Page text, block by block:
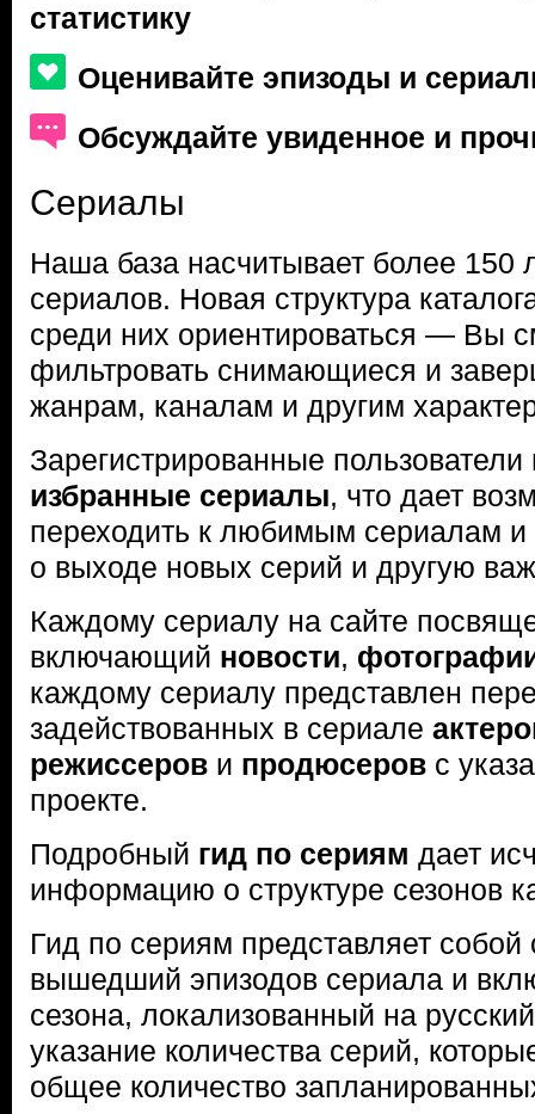
статистику
Оценивайте эпизоды и
Обсуждайте увиденное и
Сериалы
Наша база насчитывает более 150
сериалов. Новая структура
среди них ориентироваться — Вы
фильтровать снимающиеся и
жанрам, каналам и другим
Зарегистрированные пользователи
избранные сериалы, что дает
переходить к любимым сериалам
о выходе новых серий и другую
Каждому сериалу на сайте
включающий новости,
каждому сериалу представлен
задействованных в сериале
режиссеров и продюсеров с
проекте.
Подробный гид по сериям дает
информацию о структуре сезонов
Гид по сериям представляет собой
вышедший эпизодов сериала и
сезона, локализованный на
указание количества серий,
общее количество